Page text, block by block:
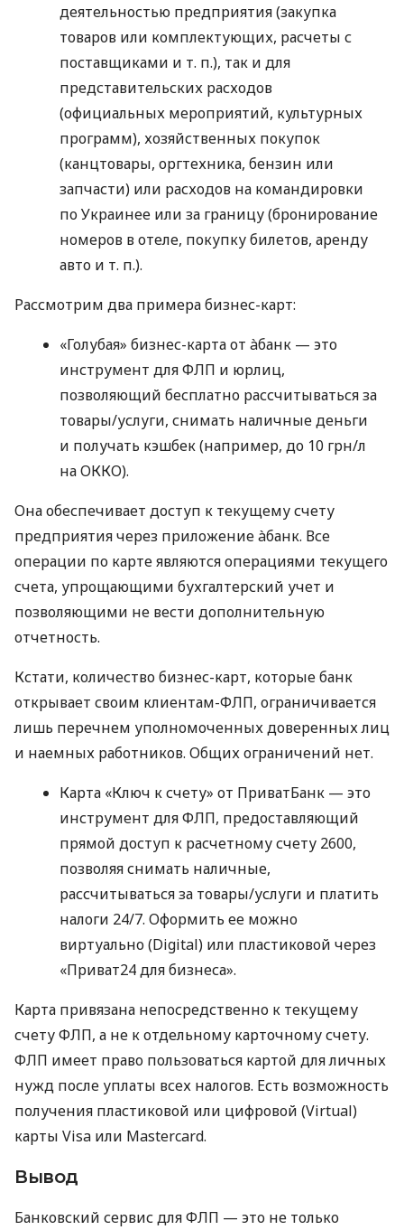
деятельностью предприятия (закупка
товаров или комплектующих, расчеты с
поставщиками и т. п.), так и для
представительских расходов
(официальных мероприятий, культурных
программ), хозяйственных покупок
(канцтовары, оргтехника, бензин или
запчасти) или расходов на командировки
по Украинее или за границу (бронирование
номеров в отеле, покупку билетов, аренду
авто и т. п.).
Рассмотрим два примера бизнес-карт:
«Голубая» бизнес-карта от àбанк — это
инструмент для ФЛП и юрлиц,
позволяющий бесплатно рассчитываться за
товары/услуги, снимать наличные деньги
и получать кэшбек (например, до 10 грн/л
на ОККО).
Она обеспечивает доступ к текущему счету
предприятия через приложение àбанк. Все
операции по карте являются операциями текущего
счета, упрощающими бухгалтерский учет и
позволяющими не вести дополнительную
отчетность.
Кстати, количество бизнес-карт, которые банк
открывает своим клиентам-ФЛП, ограничивается
лишь перечнем уполномоченных доверенных лиц
и наемных работников. Общих ограничений нет.
Карта «Ключ к счету» от ПриватБанк — это
инструмент для ФЛП, предоставляющий
прямой доступ к расчетному счету 2600,
позволяя снимать наличные,
рассчитываться за товары/услуги и платить
налоги 24/7. Оформить ее можно
виртуально (Digital) или пластиковой через
«Приват24 для бизнеса».
Карта привязана непосредственно к текущему
счету ФЛП, а не к отдельному карточному счету.
ФЛП имеет право пользоваться картой для личных
нужд после уплаты всех налогов. Есть возможность
получения пластиковой или цифровой (Virtual)
карты Visa или Mastercard.
Вывод
Банковский сервис для ФЛП — это не только